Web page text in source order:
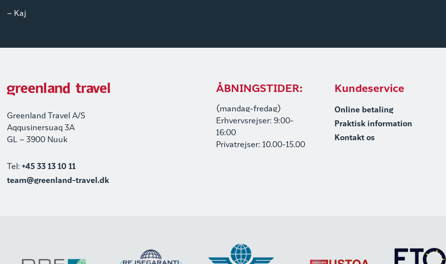
– Kaj
Greenland Travel A/S
Aqqusinersuaq 3A
GL – 3900 Nuuk
Tel: +45 33 13 10 11
team@greenland-travel.dk
ÅBNINGSTIDER:
(mandag-fredag)
Erhvervsrejser: 9:00-
16:00
Privatrejser: 10.00-15.00
Kundeservice
Online betaling
Praktisk information
Kontakt os